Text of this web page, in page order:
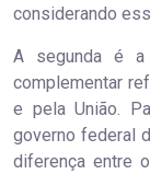
considerando
A segunda é a
complementar
e pela União.
governo federal
diferença entre